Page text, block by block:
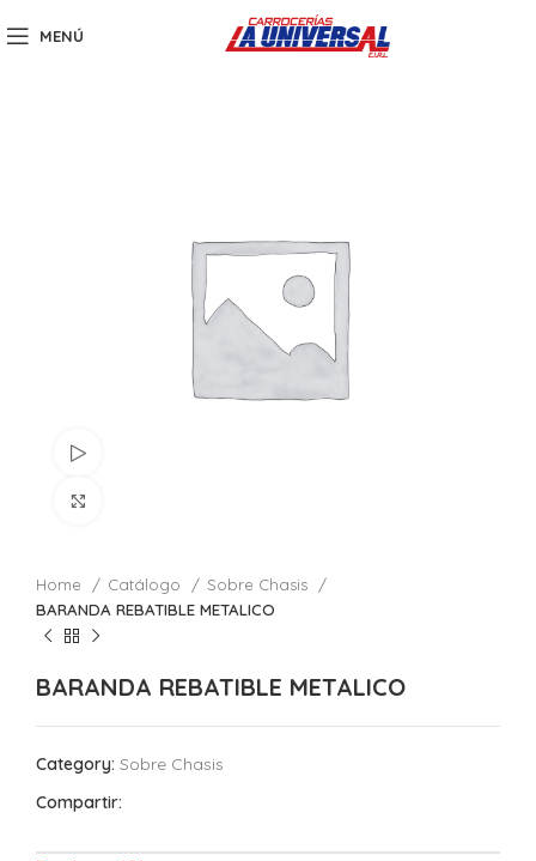
MENÚ
Home Catálogo
Sobre Chasis
BARANDA REBATIBLE METALICO
BARANDA REBATIBLE METALICO
Category: Sobre Chasis
Compartir: